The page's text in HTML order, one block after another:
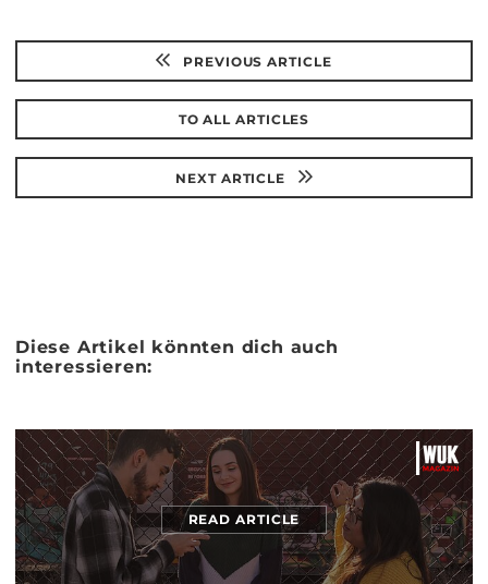
PREVIOUS ARTICLE
TO ALL ARTICLES
NEXT ARTICLE
Diese Artikel könnten dich auch
interessieren:
READ ARTICLE